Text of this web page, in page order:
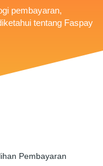
pembayaran,
tentang Faspay
Pembayaran